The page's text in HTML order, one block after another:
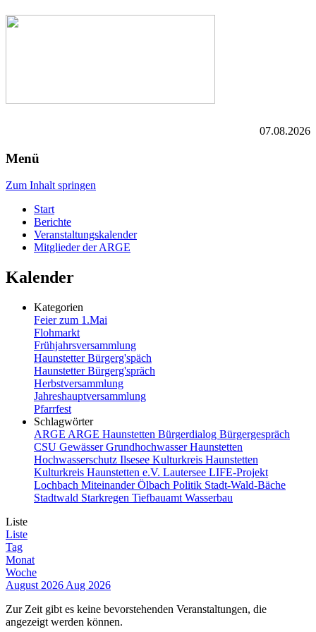
07.08.2026
Menü
Zum Inhalt springen
Start
Berichte
Veranstaltungskalender
Mitglieder der ARGE
Kalender
Kategorien
Feier zum 1.Mai
Flohmarkt
Frühjahrsversammlung
Haunstetter Bürgerg'späch
Haunstetter Bürgerg'spräch
Herbstversammlung
Jahreshauptversammlung
Pfarrfest
Schlagwörter
ARGE ARGE Haunstetten Bürgerdialog Bürgergespräch
CSU GewässerGrundhochwasserHaunstetten
Hochwasserschutz Ilsesee Kulturkreis Haunstetten
Kulturkreis Haunstetten e.V. Lautersee LIFE-Projekt
Lochbach MiteinanderÖlbach Politik Stadt-Wald-Bäche
Stadtwald Starkregen Tiefbauamt Wasserbau
Liste
Liste
Tag
Monat
Woche
August 2026 Aug 2026
Zur Zeit gibt es keine bevorstehenden Veranstaltungen, die
angezeigt werden können.